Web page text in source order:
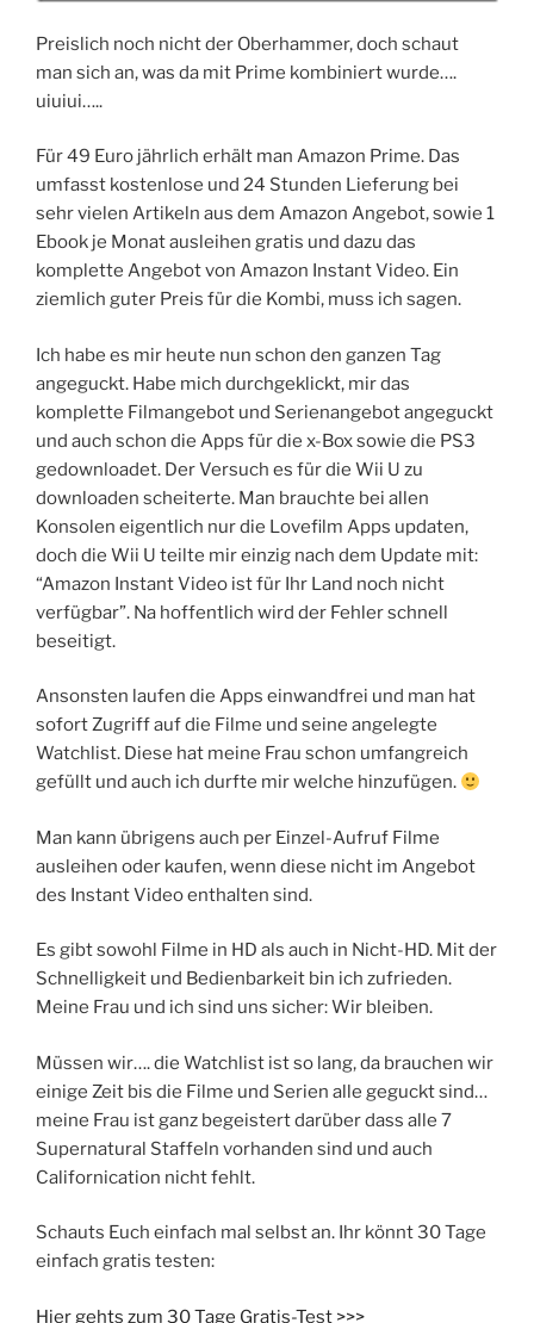
Preislich noch nicht der Oberhammer, doch schaut
man sich an, was da mit Prime kombiniert wurde….
uiuiui…..
Für 49 Euro jährlich erhält man Amazon Prime. Das
umfasst kostenlose und 24 Stunden Lieferung bei
sehr vielen Artikeln aus dem Amazon Angebot, sowie 1
Ebook je Monat ausleihen gratis und dazu das
komplette Angebot von Amazon Instant Video. Ein
ziemlich guter Preis für die Kombi, muss ich sagen.
Ich habe es mir heute nun schon den ganzen Tag
angeguckt. Habe mich durchgeklickt, mir das
komplette Filmangebot und Serienangebot angeguckt
und auch schon die Apps für die x-Box sowie die PS3
gedownloadet. Der Versuch es für die Wii U zu
downloaden scheiterte. Man brauchte bei allen
Konsolen eigentlich nur die Lovefilm Apps updaten,
doch die Wii U teilte mir einzig nach dem Update mit:
“Amazon Instant Video ist für Ihr Land noch nicht
verfügbar”. Na hoffentlich wird der Fehler schnell
beseitigt.
Ansonsten laufen die Apps einwandfrei und man hat
sofort Zugriff auf die Filme und seine angelegte
Watchlist. Diese hat meine Frau schon umfangreich
gefüllt und auch ich durfte mir welche hinzufügen.
Man kann übrigens auch per Einzel-Aufruf Filme
ausleihen oder kaufen, wenn diese nicht im Angebot
des Instant Video enthalten sind.
Es gibt sowohl Filme in HD als auch in Nicht-HD. Mit der
Schnelligkeit und Bedienbarkeit bin ich zufrieden.
Meine Frau und ich sind uns sicher: Wir bleiben.
Müssen wir…. die Watchlist ist so lang, da brauchen wir
einige Zeit bis die Filme und Serien alle geguckt sind…
meine Frau ist ganz begeistert darüber dass alle 7
Supernatural Staffeln vorhanden sind und auch
Californication nicht fehlt.
Schauts Euch einfach mal selbst an. Ihr könnt 30 Tage
einfach gratis testen:
Hier gehts zum 30 Tage Gratis-Test >>>